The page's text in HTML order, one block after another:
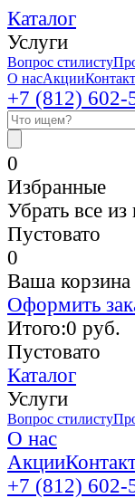
Каталог
Услуги
Вопрос стилисту
О насАкции
+7 (812) 602-
0
Избранные
Убрать все из
Пустовато
0
Ваша корзина
Оформить
Итого:0 руб.
Пустовато
Каталог
Услуги
Вопрос стилисту
О нас
Акции
+7 (812) 602-